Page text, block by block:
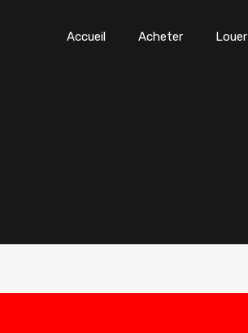
Accueil Acheter Louer